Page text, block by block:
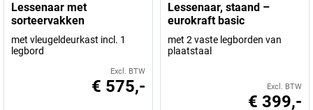
Lessenaar met
sorteervakken
met vleugeldeurkast incl. 1
legbord
Excl. BTW
€ 575,-
Lessenaar, staand –
eurokraft basic
met 2 vaste legborden van
plaatstaal
Excl. BTW
€ 399,-